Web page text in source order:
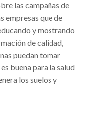
las campañas de
empresas que de
y mostrando
de calidad,
puedan tomar
buena para la salud
los suelos y